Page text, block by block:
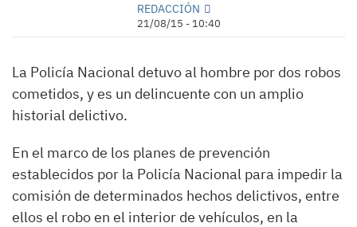
REDACCIÓN
21/08/15 - 10:40
La Policía Nacional detuvo al hombre por dos robos
cometidos, y es un delincuente con un amplio
historial delictivo.
En el marco de los planes de prevención
establecidos por la Policía Nacional para impedir la
comisión de determinados hechos delictivos, entre
ellos el robo en el interior de vehículos, en la